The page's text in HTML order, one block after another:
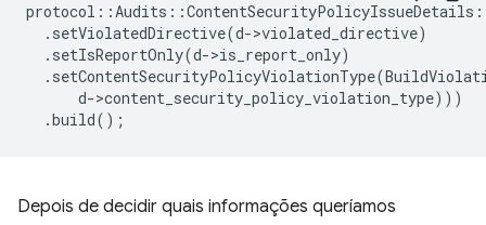
protocol ::Audits ::ContentSecurityPolicyIssueDetails
. setViolatedDirective(d->violated_directive)
. setIsReportOnly(d->is_report_only)
. setContentSecurityPolicyViolationType(
d->content_security_policy_violation_type)))
.build();
Depois de decidir quais informações queríamos